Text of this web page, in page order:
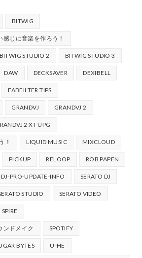
BITWIG
じに音楽を作ろう！
BITWIG STUDIO 2 BITWIG STUDIO 3
DAW DECKSAVER DEXIBELL
FABFILTER TIPS
GRANDVJ GRANDVJ 2
2 XT UPG
！ LIQUID MUSIC MIXCLOUD
PICKUP RELOOP ROB PAPEN
DJ-PRO-UPDATE-INFO SERATO DJ
STUDIO SERATO VIDEO
SPIRE
ンドメイク SPOTIFY
BYTES U-HE